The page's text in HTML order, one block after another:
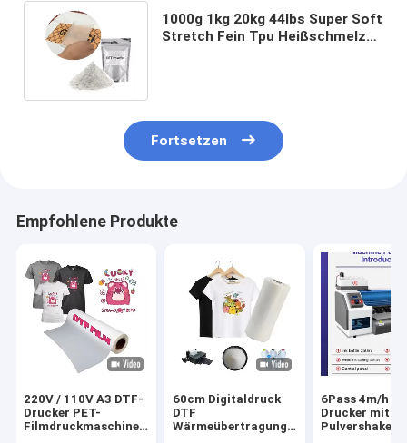
1000g 1kg 20kg 44lbs Super Soft
Stretch Fein Tpu Heißschmelz
Fortsetzen
Empfohlene Produkte
220V / 110V A3 DTF-
Drucker PET-
Filmdruckmaschine
60cm Digitaldruck
DTF
Wärmeübertragung
6Pass 4m/h
Drucker mit
Pulvershaker